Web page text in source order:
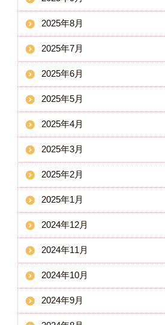
2025年8月
2025年7月
2025年6月
2025年5月
2025年4月
2025年3月
2025年2月
2025年1月
2024年12月
2024年11月
2024年10月
2024年9月